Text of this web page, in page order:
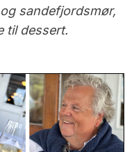
sandefjordsmør,
til dessert.